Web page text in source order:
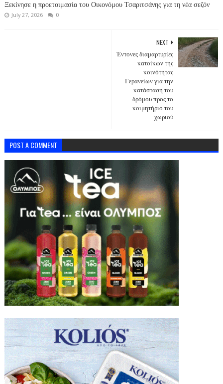
Ξεκίνησε η προετοιμασία του Οικονόμου Τσαριτσάνης για τη νέα σεζόν
July 27, 2026 0
NEXT
Έντονες διαμαρτυρίες
κατοίκων της
κοινότητας
Γερανείων για την
κατάσταση του
δρόμου προς το
κοιμητήριο του
χωριού
POST A COMMENT